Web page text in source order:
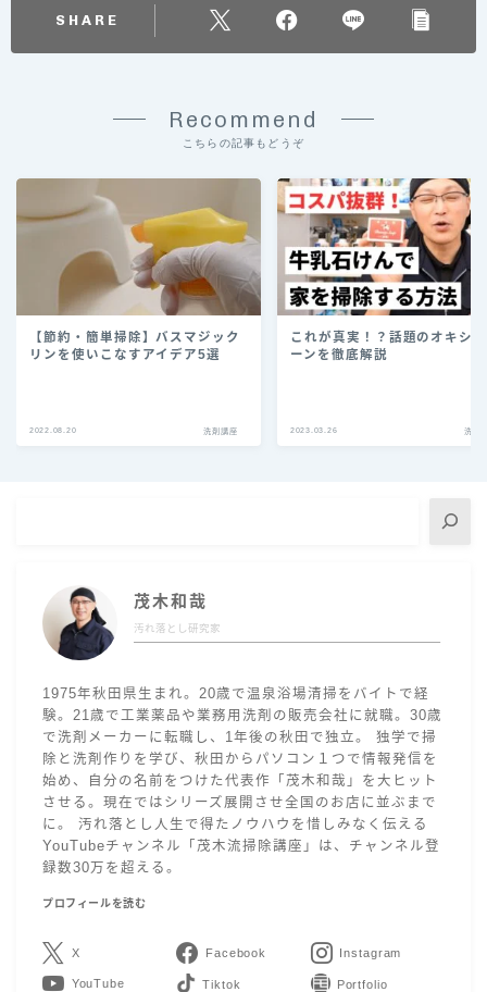
SHARE
Recommend
こちらの記事もどうぞ
【節約・簡単掃除】バスマジック
リンを使いこなすアイデア5選￼
2022.08.20 洗剤講座
これが真実！？話題のオキシ
ーンを徹底解説
2023.03.26 洗剤
茂木和哉
汚れ落とし研究家
1975年秋田県生まれ。20歳で温泉浴場清掃をバイトで経
験。21歳で工業薬品や業務用洗剤の販売会社に就職。30歳
で洗剤メーカーに転職し、1年後の秋田で独立。 独学で掃
除と洗剤作りを学び、秋田からパソコン１つで情報発信を
始め、自分の名前をつけた代表作「茂木和哉」を大ヒット
させる。現在ではシリーズ展開させ全国のお店に並ぶまで
に。 汚れ落とし人生で得たノウハウを惜しみなく伝える
YouTubeチャンネル「茂木流掃除講座」は、チャンネル登
録数30万を超える。
プロフィールを読む
X Facebook Instagram
YouTube LINE Contact